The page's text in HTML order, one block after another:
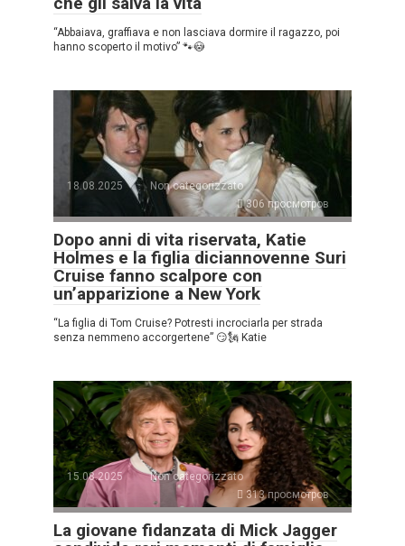
“Abbaiava, graffiava e non lasciava dormire il ragazzo, poi
hanno scoperto il motivo” 🐾😳
18.08.2025
Non categorizzato
306 просмотров
Dopo anni di vita riservata, Katie
Holmes e la figlia diciannovenne Suri
Cruise fanno scalpore con
un’apparizione a New York
“La figlia di Tom Cruise? Potresti incrociarla per strada
senza nemmeno accorgertene” 😏🗽 Katie
15.08.2025
Non categorizzato
313 просмотров
La giovane fidanzata di Mick Jagger